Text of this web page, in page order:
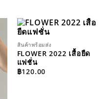
WISHLIST
สินค้าพร้อมส่ง
FLOWER 2022 เสื้อยืด
แฟชั่น
฿120.00